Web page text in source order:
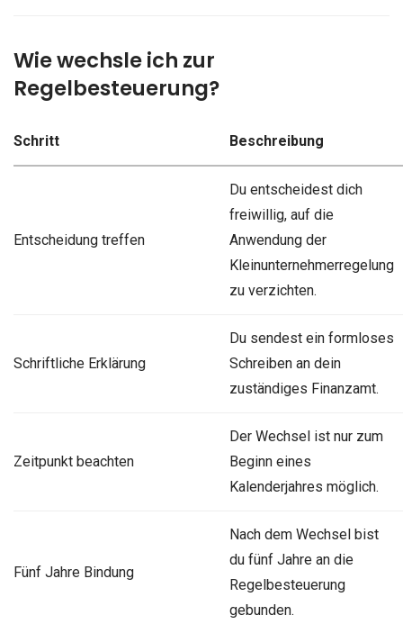
Wie wechsle ich zur
Regelbesteuerung?
Schritt Beschreibung
Entscheidung treffen
Du entscheidest dich
freiwillig, auf die
Anwendung der
Kleinunternehmerregelung
zu verzichten.
Schriftliche Erklärung
Du sendest ein formloses
Schreiben an dein
zuständiges Finanzamt.
Zeitpunkt beachten
Der Wechsel ist nur zum
Beginn eines
Kalenderjahres möglich.
Fünf Jahre Bindung
Nach dem Wechsel bist
du fünf Jahre an die
Regelbesteuerung
gebunden.